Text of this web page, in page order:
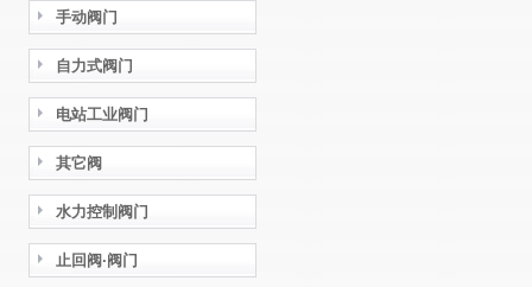
手动阀门
自力式阀门
电站工业阀门
其它阀
水力控制阀门
止回阀·阀门